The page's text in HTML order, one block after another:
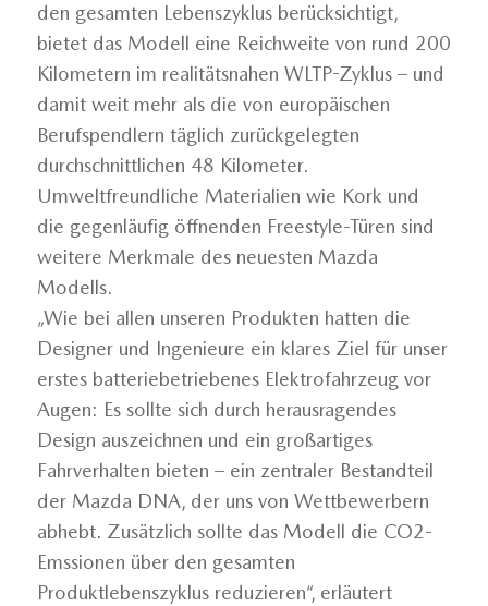
den gesamten Lebenszyklus berücksichtigt,
bietet das Modell eine Reichweite von rund 200
Kilometern im realitätsnahen WLTP-Zyklus – und
damit weit mehr als die von europäischen
Berufspendlern täglich zurückgelegten
durchschnittlichen 48 Kilometer.
Umweltfreundliche Materialien wie Kork und
die gegenläufig öffnenden Freestyle-Türen sind
weitere Merkmale des neuesten Mazda
Modells.
„Wie bei allen unseren Produkten hatten die
Designer und Ingenieure ein klares Ziel für unser
erstes batteriebetriebenes Elektrofahrzeug vor
Augen: Es sollte sich durch herausragendes
Design auszeichnen und ein großartiges
Fahrverhalten bieten – ein zentraler Bestandteil
der Mazda DNA, der uns von Wettbewerbern
abhebt. Zusätzlich sollte das Modell die CO2-
Emssionen über den gesamten
Produktlebenszyklus reduzieren“, erläutert